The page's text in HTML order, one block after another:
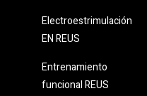
Electroestrimulación
EN REUS
Entrenamiento
funcional REUS